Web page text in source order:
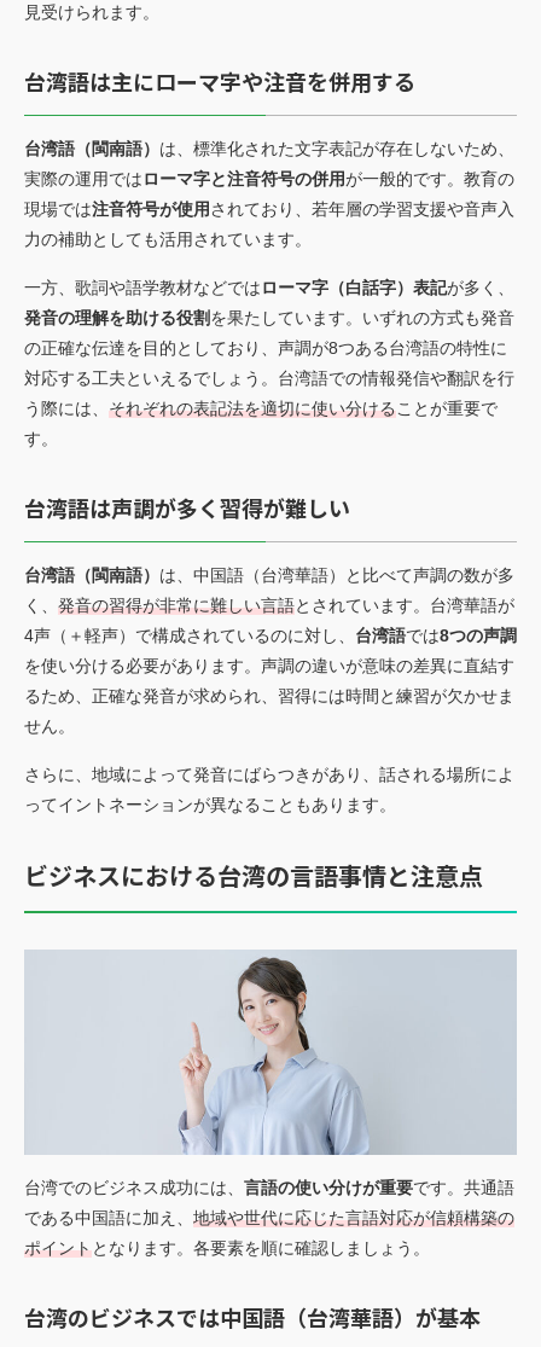
見受けられます。
台湾語は主にローマ字や注音を併用する
台湾語（閩南語） は、標準化された文字表記が存在しないため、
実際の運用ではローマ字と注音符号の併用が一般的です。教育の
現場では注音符号が使用されており、若年層の学習支援や音声入
力の補助としても活用されています。
一方、歌詞や語学教材などではローマ字（白話字）表記が多く、
発音の理解を助ける役割を果たしています。いずれの方式も発音
の正確な伝達を目的としており、声調が8つある台湾語の特性に
対応する工夫といえるでしょう。台湾語での情報発信や翻訳を行
う際には、 それぞれの表記法を適切に使い分けることが重要で
す。
台湾語は声調が多く習得が難しい
台湾語（閩南語） は、中国語（台湾華語）と比べて声調の数が多
く、 発音の習得が非常に難しい言語とされています。台湾華語が
4声（＋軽声）で構成されているのに対し、 台湾語では8つの声調
を使い分ける必要があります。声調の違いが意味の差異に直結す
るため、正確な発音が求められ、習得には時間と練習が欠かせま
せん。
さらに、地域によって発音にばらつきがあり、話される場所によ
ってイントネーションが異なることもあります。
ビジネスにおける台湾の言語事情と注意点
台湾でのビジネス成功には、 言語の使い分けが重要です。共通語
である中国語に加え、 地域や世代に応じた言語対応が信頼構築の
ポイントとなります。各要素を順に確認しましょう。
台湾のビジネスでは中国語（台湾華語）が基本